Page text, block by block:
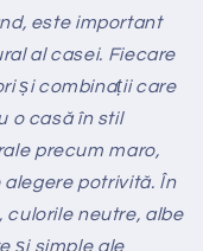
este important
al casei. Fiecare
și combinații care
o casă în stil
precum maro,
potrivită. În
culorile neutre, albe
și simple ale